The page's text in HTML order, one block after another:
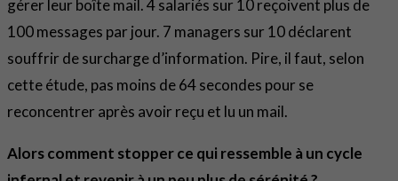
gérer leur boîte mail. 4 salariés sur 10 reçoivent plus de
100 messages par jour. 7 managers sur 10 déclarent
souffrir de surcharge d’information. Pire, il faut, selon
cette étude, pas moins de 64 secondes pour se
reconcentrer après avoir reçu et lu un mail.
Alors comment stopper ce qui ressemble à un cycle